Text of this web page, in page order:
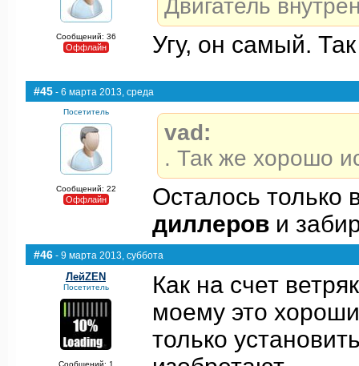
Сообщений: 36
Оффлайн
Двигатель
Угу, он самый.
#45 - 6 марта 2013, среда
Посетитель
Сообщений: 22
Оффлайн
vad:
. Так же хорошо
Осталось только
диллеров и
#46 - 9 марта 2013, суббота
ЛейZEN
Посетитель
Сообщений: 1
Как на счет
моему это
только